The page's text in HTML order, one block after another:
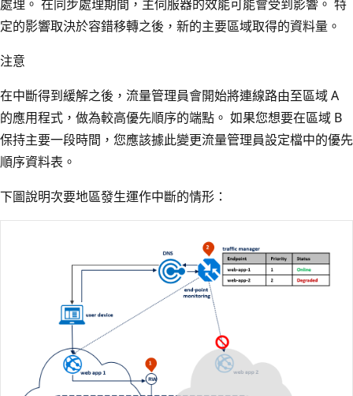
處理。 在同步處理期間，主伺服器的效能可能會受到影響。 特
定的影響取決於容錯移轉之後，新的主要區域取得的資料量。
注意
在中斷得到緩解之後，流量管理員會開始將連線路由至區域 A
的應用程式，做為較高優先順序的端點。 如果您想要在區域 B
保持主要一段時間，您應該據此變更流量管理員設定檔中的優先
順序資料表。
下圖說明次要地區發生運作中斷的情形：